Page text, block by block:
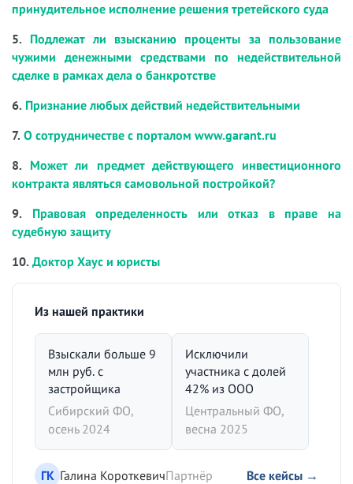
принудительное исполнение решения третейского суда
5. Подлежат ли взысканию проценты за пользование
чужими денежными средствами по недействительной
сделке в рамках дела о банкротстве
6. Признание любых действий недействительными
7. О сотрудничестве с порталом www.garant.ru
8. Может ли предмет действующего инвестиционного
контракта являться самовольной постройкой?
9. Правовая определенность или отказ в праве на
судебную защиту
10. Доктор Хаус и юристы
Из нашей практики
Взыскали больше 9
млн руб. с
застройщика
Сибирский ФО,
осень 2024
Исключили
участника с долей
42% из ООО
Центральный ФО,
весна 2025
ГК Галина КороткевичПартнёр Все кейсы →